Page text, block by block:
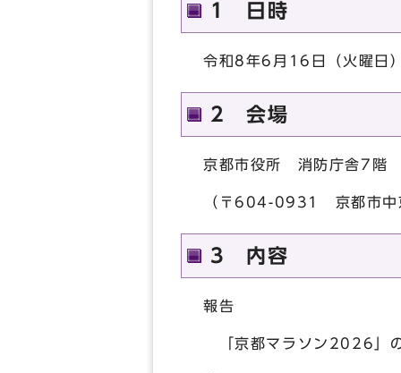
1 日時
令和8年6月16日（火曜日
2 会場
京都市役所 消防庁舎7階
（〒604-0931 京都市中
3 内容
報告
「京都マラソン2026」